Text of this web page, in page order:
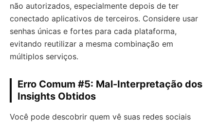
não autorizados, especialmente depois de ter
conectado aplicativos de terceiros. Considere usar
senhas únicas e fortes para cada plataforma,
evitando reutilizar a mesma combinação em
múltiplos serviços.
Erro Comum #5: Mal-Interpretação dos
Insights Obtidos
Você pode descobrir quem vê suas redes sociais